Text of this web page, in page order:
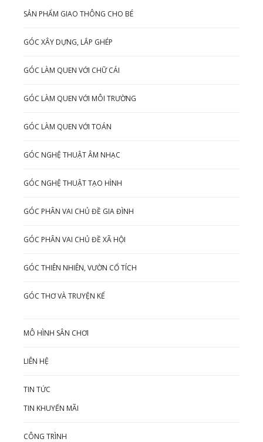
SẢN PHẨM GIAO THÔNG CHO BÉ
GÓC XÂY DỰNG, LẮP GHÉP
GÓC LÀM QUEN VỚI CHỮ CÁI
GÓC LÀM QUEN VỚI MÔI TRƯỜNG
GÓC LÀM QUEN VỚI TOÁN
GÓC NGHỆ THUẬT ÂM NHẠC
GÓC NGHỆ THUẬT TẠO HÌNH
GÓC PHÂN VAI CHỦ ĐỀ GIA ĐÌNH
GÓC PHÂN VAI CHỦ ĐỀ XÃ HỘI
GÓC THIÊN NHIÊN, VƯỜN CỔ TÍCH
GÓC THƠ VÀ TRUYỆN KỂ
MÔ HÌNH SÂN CHƠI
LIÊN HỆ
TIN TỨC
TIN KHUYẾN MÃI
CÔNG TRÌNH